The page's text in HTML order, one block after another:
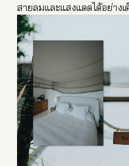
สายลมและแสงแดดได้อย่างเ